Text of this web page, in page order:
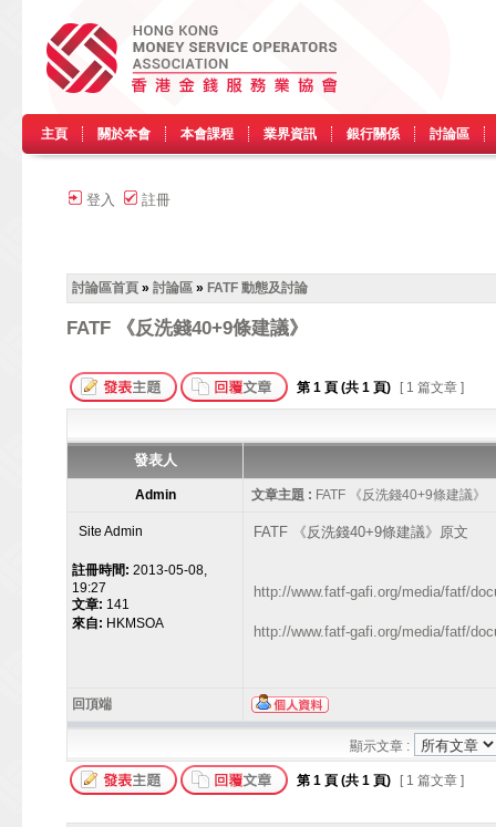
主頁 關於本會 本會課程 業界資訊 銀行關係 討論區
登入 註冊
討論區首頁 » 討論區 » FATF 動態及討論
FATF 《反洗錢40+9條建議》
第 1 頁 (共 1 頁) [ 1 篇文章 ]
發表人
Admin 文章主題 : FATF 《反洗錢40+9條建議》
Site Admin
註冊時間: 2013-05-08,
19:27
文章: 141
來自: HKMSOA
FATF 《反洗錢40+9條建議》原文
http://www.fatf-gafi.org/media/fatf/
http://www.fatf-gafi.org/media/fatf/
回頂端
顯示文章 :
第 1 頁 (共 1 頁) [ 1 篇文章 ]